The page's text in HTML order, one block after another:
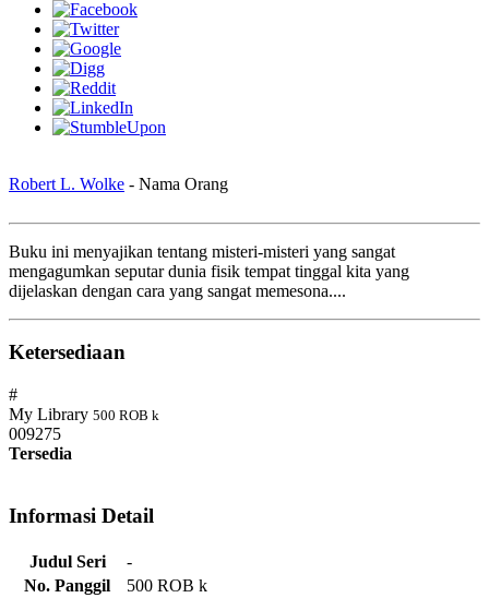
Robert L. Wolke - Nama Orang
Buku ini menyajikan tentang misteri-misteri yang sangat
mengagumkan seputar dunia fisik tempat tinggal kita yang
dijelaskan dengan cara yang sangat memesona....
Ketersediaan
#
My Library 500 ROB k
009275
Tersedia
Informasi Detail
Judul Seri
-
No. Panggil
500 ROB k